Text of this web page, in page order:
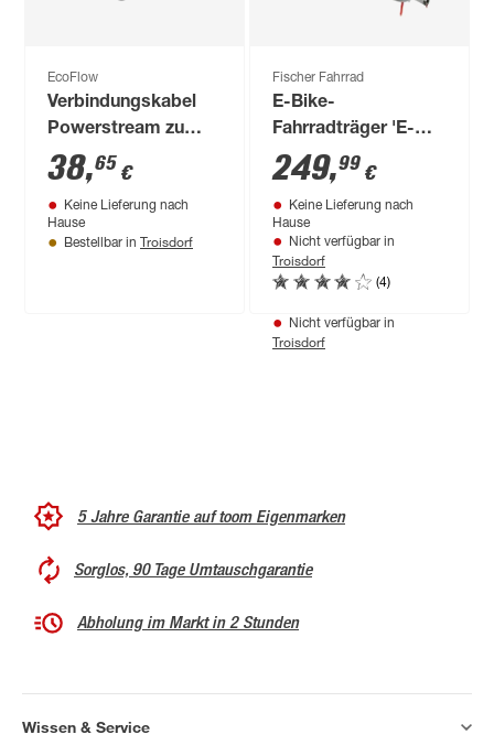
Produktdatenblatt
Keine Lieferung nach
Nicht verfügbar in
Troisdorf
EcoFlow
Verbindungskabel
Powerstream zu
Delta 2, Delta Max
und Detal 2 Max, 40
cm
38,65 €
Keine Lieferung nach
Hause
Bestellbar in Troisdorf
Fischer Fahrrad
E-Bike-
Fahrradträger 'E-
Dison' schwarz 60
kg
249,99 €
Keine Lieferung nach
Hause
Nicht verfügbar in
Troisdorf
(4)
5 Jahre Garantie auf toom Eigenmarken
Sorglos, 90 Tage Umtauschgarantie
Abholung im Markt in 2 Stunden
Wissen & Service